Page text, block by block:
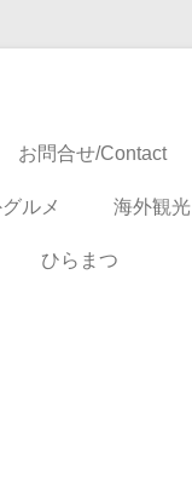
お問合せ/Contact
ルメ 海外観光
ひらまつ